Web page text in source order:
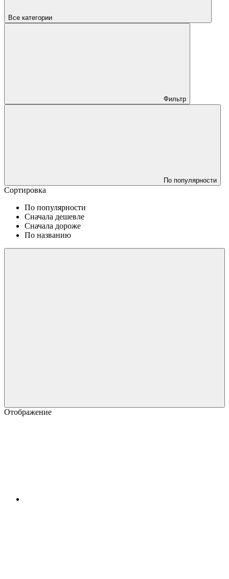
Все категории
Фильтр
По популярности
Сортировка
По популярности
Сначала дешевле
Сначала дороже
По названию
Отображение